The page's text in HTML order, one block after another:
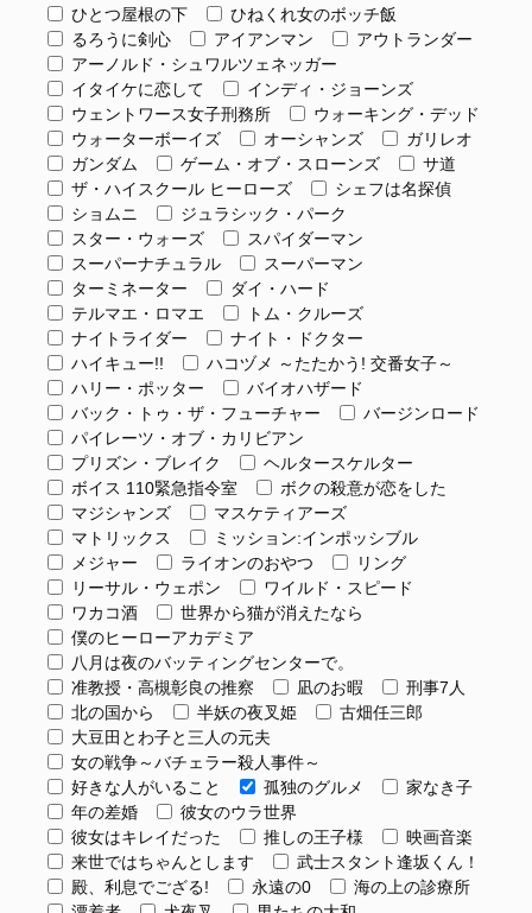
ひとつ屋根の下
ひねくれ女のボッチ飯
るろうに剣心
アイアンマン
アウトランダー
アーノルド・シュワルツェネッガー
イタイケに恋して
インディ・ジョーンズ
ウェントワース女子刑務所
ウォーキング・デッド
ウォーターボーイズ
オーシャンズ
ガリレオ
ガンダム
ゲーム・オブ・スローンズ
サ道
ザ・ハイスクール ヒーローズ
シェフは名探偵
ショムニ
ジュラシック・パーク
スター・ウォーズ
スパイダーマン
スーパーナチュラル
スーパーマン
ターミネーター
ダイ・ハード
テルマエ・ロマエ
トム・クルーズ
ナイトライダー
ナイト・ドクター
ハイキュー!!
ハコヅメ ～たたかう! 交番女子～
ハリー・ポッター
バイオハザード
バック・トゥ・ザ・フューチャー
バージンロード
パイレーツ・オブ・カリビアン
プリズン・ブレイク
ヘルタースケルター
ボイス 110緊急指令室
ボクの殺意が恋をした
マジシャンズ
マスケティアーズ
マトリックス
ミッション:インポッシブル
メジャー
ライオンのおやつ
リング
リーサル・ウェポン
ワイルド・スピード
ワカコ酒
世界から猫が消えたなら
僕のヒーローアカデミア
八月は夜のバッティングセンターで。
准教授・高槻彰良の推察
凪のお暇
刑事7人
北の国から
半妖の夜叉姫
古畑任三郎
大豆田とわ子と三人の元夫
女の戦争～バチェラー殺人事件～
好きな人がいること
孤独のグルメ
家なき子
年の差婚
彼女のウラ世界
彼女はキレイだった
推しの王子様
映画音楽
来世ではちゃんとします
武士スタント逢坂くん！
殿、利息でござる!
永遠の0
海の上の診療所